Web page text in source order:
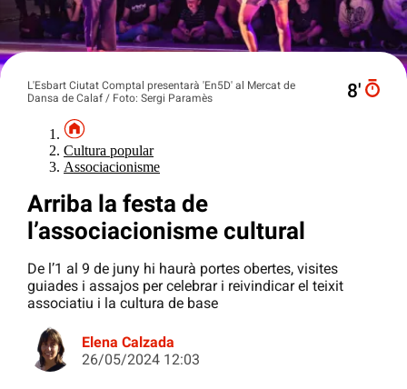
L'Esbart Ciutat Comptal presentarà 'En5D' al Mercat de
Dansa de Calaf / Foto: Sergi Paramès
8′
Cultura popular
Associacionisme
Arriba la festa de
l’associacionisme cultural
De l’1 al 9 de juny hi haurà portes obertes, visites
guiades i assajos per celebrar i reivindicar el teixit
associatiu i la cultura de base
Elena Calzada
26/05/2024 12:03